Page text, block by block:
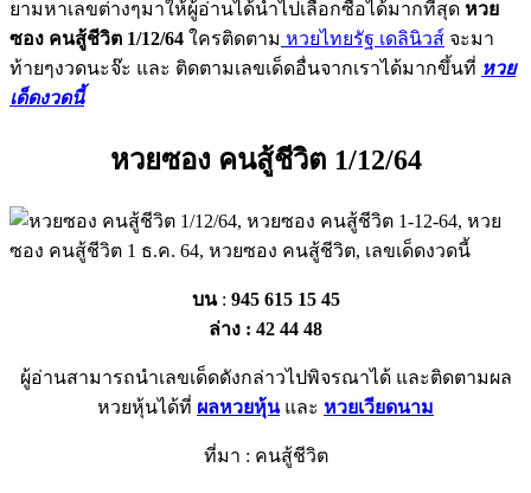
ยามหาเลขต่างๆมาให้ผู้อ่านได้นำไปเลือกซื้อได้มากที่สุด หวย
ซอง คนสู้ชีวิต 1/12/64 ใครติดตาม หวยไทยรัฐ เดลินิวส์ จะมา
ท้ายๆงวดนะจ๊ะ และ ติดตามเลขเด็ดอื่นจากเราได้มากขึ้นที่ หวย
เด็ดงวดนี้
หวยซอง คนสู้ชีวิต 1/12/64
บน: 945 615 15 45
ล่าง : 42 44 48
ผู้อ่านสามารถนำเลขเด็ดดังกล่าวไปพิจรณาได้ และติดตามผล
หวยหุ้นได้ที่ ผลหวยหุ้นและ หวยเวียดนาม
ที่มา : คนสู้ชีวิต